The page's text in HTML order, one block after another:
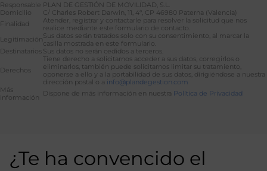
Responsable PLAN DE GESTIÓN DE MOVILIDAD, S.L.
Domicilio
C/ Charles Robert Darwin, 11, 4ª, CP 46980 Paterna (Valencia)
Finalidad
Atender, registrar y contactarle para resolver la solicitud que nos
realice mediante este formulario de contacto.
LegitimaciónSus datos serán tratados solo con su consentimiento, al marcar la
casilla mostrada en este formulario.
Destinatarios Sus datos no serán cedidos a terceros.
Derechos
Tiene derecho a solicitarnos acceder a sus datos, corregirlos o
eliminarlos, también puede solicitarnos limitar su tratamiento,
oponerse a ello y a la portabilidad de sus datos, dirigiéndose a nuestra
dirección postal o a info@plandegestion.com
Más
información Dispone de más información en nuestra Política de Privacidad
¿Te ha convencido el